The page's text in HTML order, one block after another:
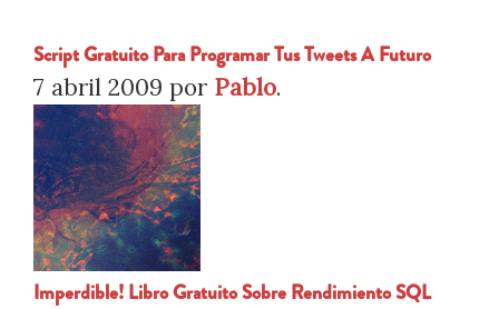
Script Gratuito Para Programar Tus Tweets A Futuro
7 abril 2009 por Pablo.
Imperdible! Libro Gratuito Sobre Rendimiento SQL